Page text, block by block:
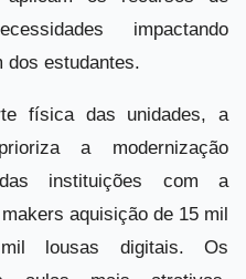
impactando
dos estudantes.
física das unidades, a
a modernização
instituições com a
aquisição de 15 mil
lousas digitais. Os